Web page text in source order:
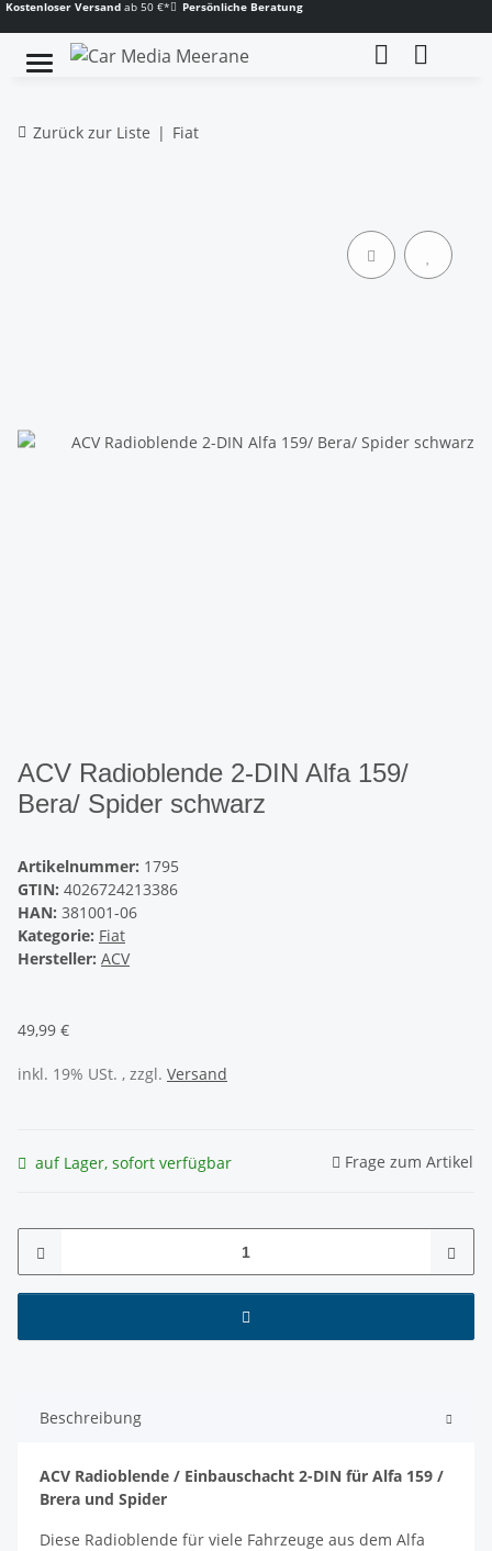
Kostenloser Versand ab 50 €* Persönliche Beratung
Zurück zur Liste Fiat
ACV Radioblende 2-DIN Alfa 159/
Bera/ Spider schwarz
Artikelnummer: 1795
GTIN: 4026724213386
HAN: 381001-06
Kategorie: Fiat
Hersteller: ACV
49,99 €
inkl. 19% USt. , zzgl. Versand
auf Lager, sofort verfügbar Frage zum Artikel
Beschreibung
ACV Radioblende / Einbauschacht 2-DIN für Alfa 159 /
Brera und Spider
Diese Radioblende für viele Fahrzeuge aus dem Alfa